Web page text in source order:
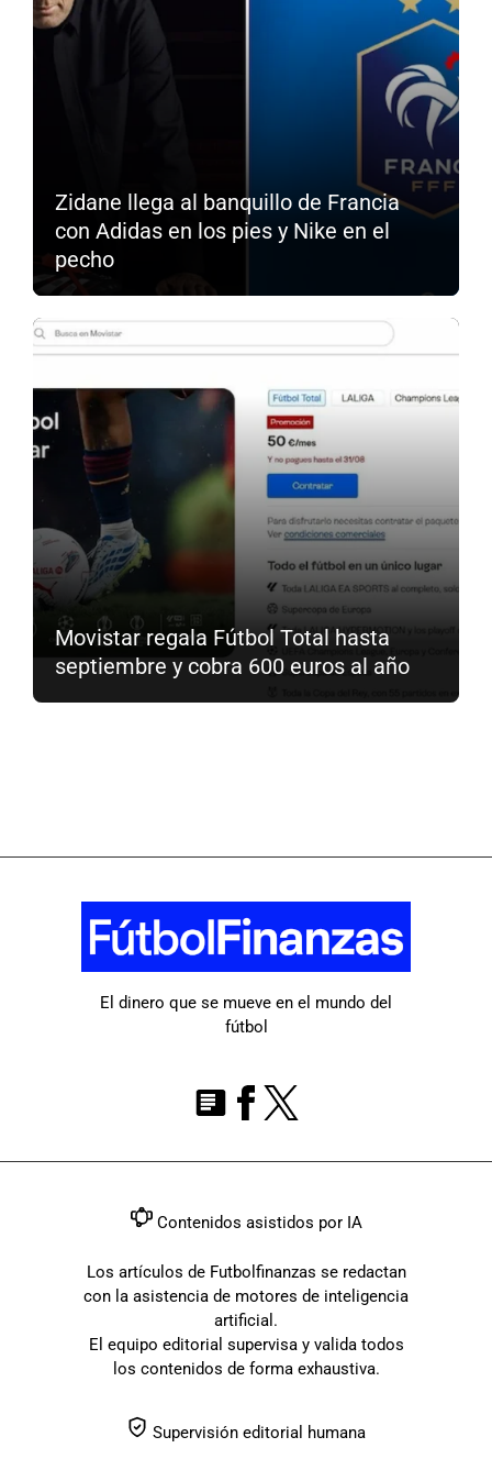
Zidane llega al banquillo de Francia
con Adidas en los pies y Nike en el
pecho
Movistar regala Fútbol Total hasta
septiembre y cobra 600 euros al año
El dinero que se mueve en el mundo del
fútbol
Contenidos asistidos por IA
Los artículos de Futbolfinanzas se redactan
con la asistencia de motores de inteligencia
artificial.
El equipo editorial supervisa y valida todos
los contenidos de forma exhaustiva.
Supervisión editorial humana